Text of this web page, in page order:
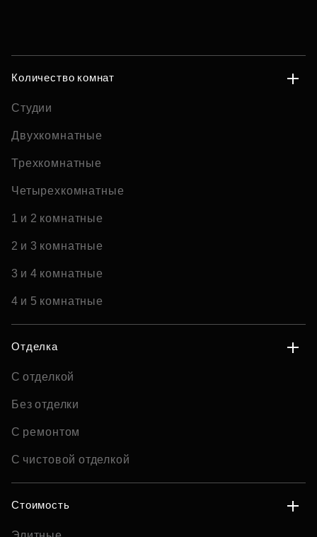
Количество комнат
Студии
Двухкомнатные
Трехкомнатные
Четырехкомнатные
1 и 2 комнатные
2 и 3 комнатные
3 и 4 комнатные
4 и 5 комнатные
Отделка
С отделкой
Без отделки
С ремонтом
С чистовой отделкой
Стоимость